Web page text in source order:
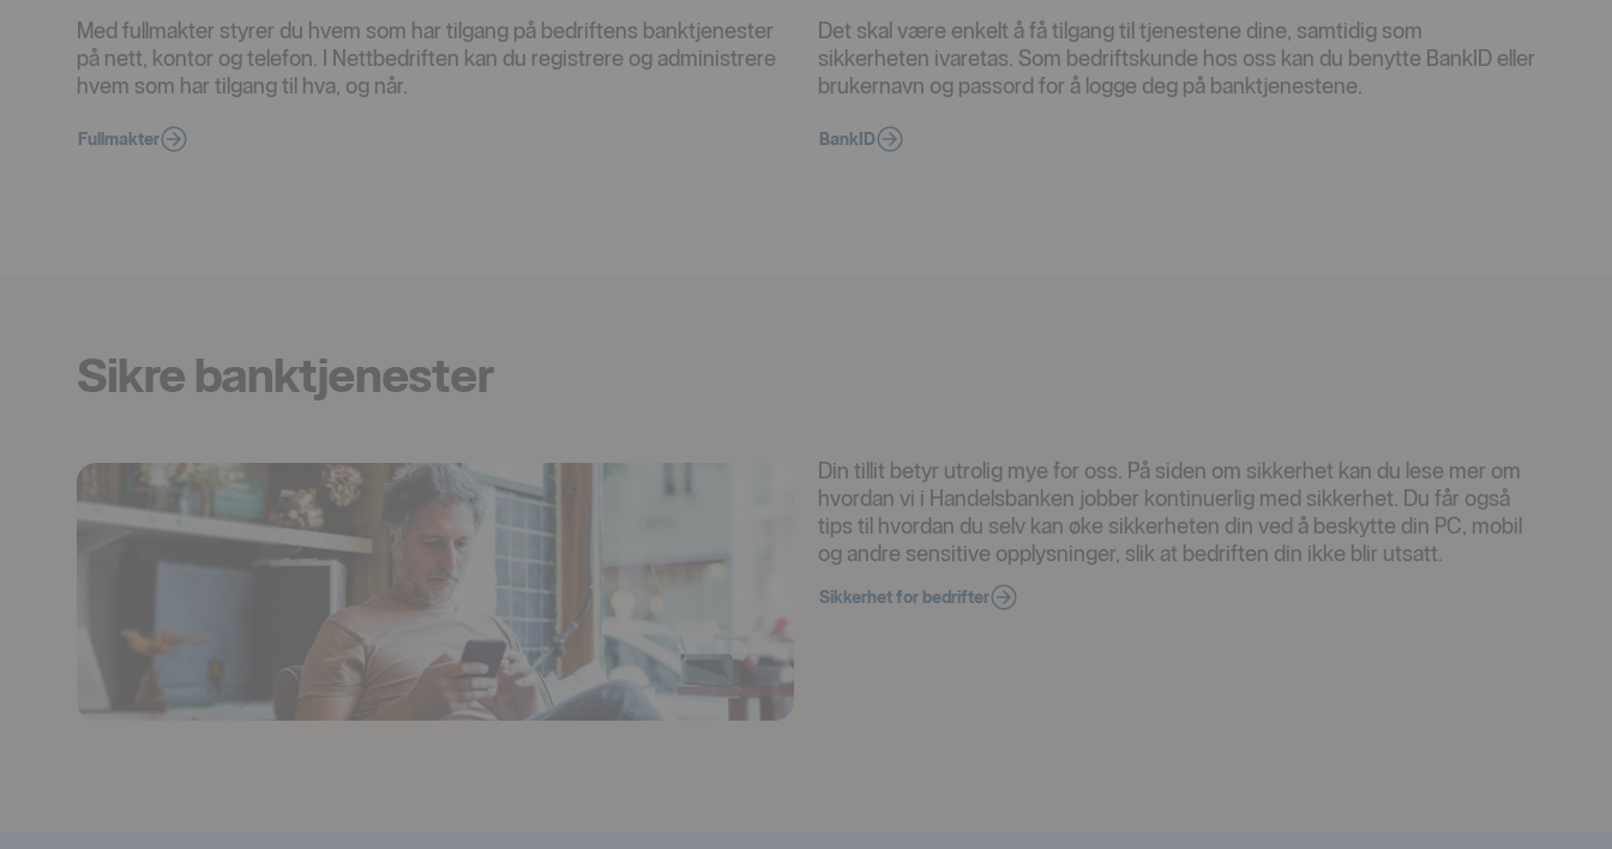
Med fullmakter styrer du hvem som har tilgang på bedriftens banktjenester
på nett, kontor og telefon. I Nettbedriften kan du registrere og administrere
hvem som har tilgang til hva, og når.
Fullmakter
Det skal være enkelt å få tilgang til tjenestene dine, samtidig som
sikkerheten ivaretas. Som bedriftskunde hos oss kan du benytte BankID eller
brukernavn og passord for å logge deg på banktjenestene.
BankID
Sikre banktjenester
Din tillit betyr utrolig mye for oss. På siden om sikkerhet kan du lese mer om
hvordan vi i Handelsbanken jobber kontinuerlig med sikkerhet. Du får også
tips til hvordan du selv kan øke sikkerheten din ved å beskytte din PC, mobil
og andre sensitive opplysninger, slik at bedriften din ikke blir utsatt.
Sikkerhet for bedrifter